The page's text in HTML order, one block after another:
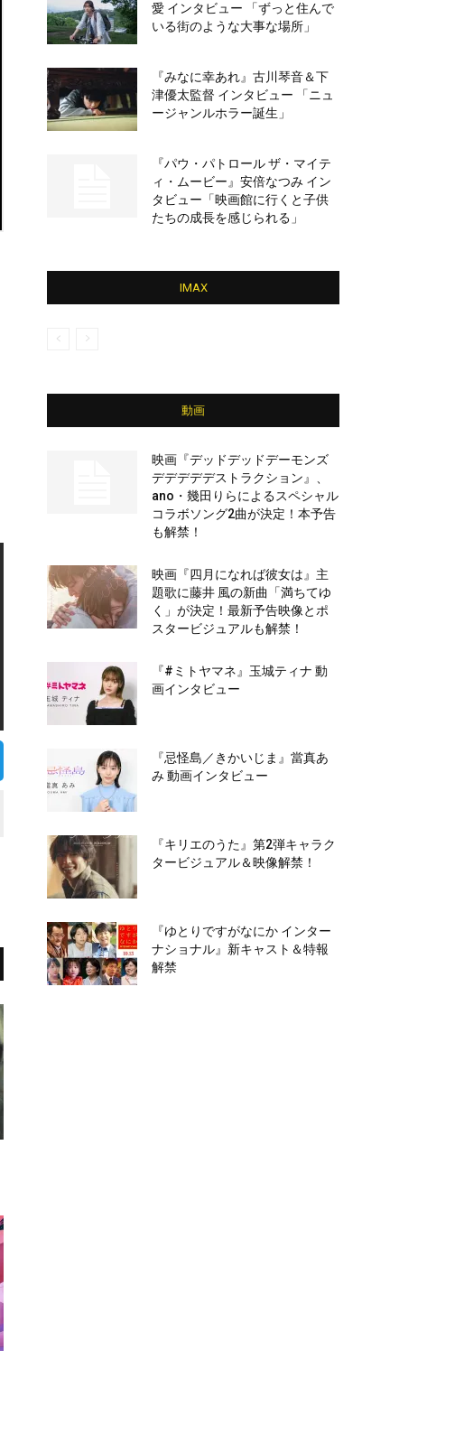
愛 インタビュー 「ずっと住んで
いる街のような大事な場所」
『みなに幸あれ』古川琴音＆下
津優太監督 インタビュー 「ニュ
ージャンルホラー誕生」
『パウ・パトロール ザ・マイテ
ィ・ムービー』安倍なつみ イン
タビュー「映画館に行くと子供
たちの成長を感じられる」
IMAX
動画
映画『デッドデッドデーモンズ
デデデデデストラクション』、
ano・幾田りらによるスペシャル
コラボソング2曲が決定！本予告
も解禁！
映画『四月になれば彼女は』主
題歌に藤井 風の新曲「満ちてゆ
く」が決定！最新予告映像とポ
スタービジュアルも解禁！
『#ミトヤマネ』玉城ティナ 動
画インタビュー
『忌怪島／きかいじま』當真あ
み 動画インタビュー
『キリエのうた』第2弾キャラク
タービジュアル＆映像解禁！
『ゆとりですがなにか インター
ナショナル』新キャスト＆特報
解禁